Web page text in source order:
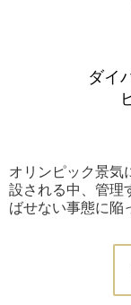
ダイ
オリンピック景気
設される中、管理
ばせない事態に陥